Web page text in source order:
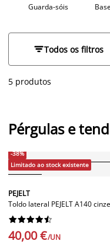
cinza, adicionam um
Guarda-sóis
Todos os filtros
5 produtos
Pérgulas e
-38%
Limitado ao stock existente
PEJELT
Toldo lateral PEJELT A140






40,00 €/UN